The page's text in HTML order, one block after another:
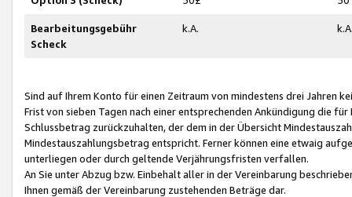
Bearbeitungsgebühr
Scheck
k.A.
Sind auf Ihrem Konto für einen Zeitraum von mindestens drei Jahren
Frist von sieben Tagen nach einer entsprechenden Ankündigung die
Schlussbetrag zurückzuhalten, der dem in der Übersicht
Mindestauszahlungsbetrag entspricht. Ferner können eine etwaig
unterliegen oder durch geltende Verjährungsfristen verfallen.
An Sie unter Abzug bzw. Einbehalt aller in der Vereinbarung
Ihnen gemäß der Vereinbarung zustehenden Beträge dar.